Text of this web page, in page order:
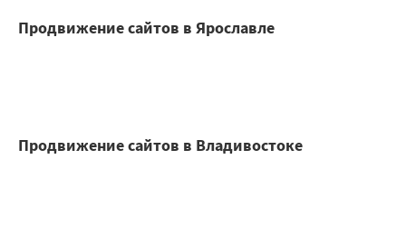
Продвижение сайтов в Ярославле
Продвижение сайтов в Владивостоке